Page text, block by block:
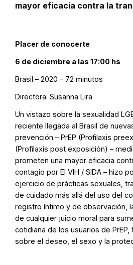
mayor eficacia contra la
Placer de conocerte
6 de diciembre a las 17:00 hs
Brasil – 2020 – 72 minutos
Directora: Susanna Lira
Un vistazo sobre la sexualidad
reciente llegada al Brasil de
prevención – PrEP (Profilaxis
(Profilaxis post exposición) –
prometen una mayor eficacia
contagio por El VIH / SIDA – hizo
ejercicio de prácticas sexuales,
de cuidado más allá del uso del
registro íntimo y de observación,
de cualquier juicio moral para
cotidiana de los usuarios de
sobre el deseo, el sexo y la